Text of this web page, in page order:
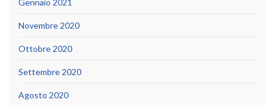
Novembre 2020
Ottobre 2020
Settembre 2020
Agosto 2020